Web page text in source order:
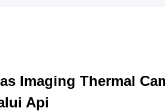
Imaging Thermal
Api